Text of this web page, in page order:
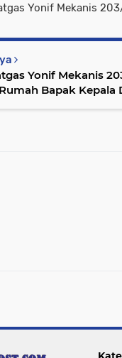
Yonif Mekanis
Yonif Mekanis
Bapak Kepala